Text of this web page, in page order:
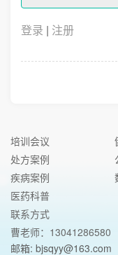
登录 | 注册
培训会议
处方案例
疾病案例
医药科普
联系方式
曹老师：13041286580
邮箱: bjsqyy@163.com